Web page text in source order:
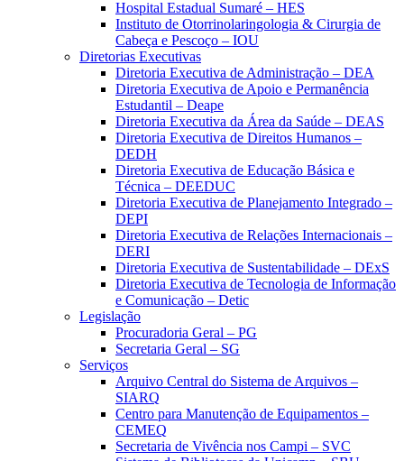
Hospital Estadual Sumaré – HES
Instituto de Otorrinolaringologia & Cirurgia de
Cabeça e Pescoço – IOU
Diretorias Executivas
Diretoria Executiva de Administração – DEA
Diretoria Executiva de Apoio e Permanência
Estudantil – Deape
Diretoria Executiva da Área da Saúde – DEAS
Diretoria Executiva de Direitos Humanos –
DEDH
Diretoria Executiva de Educação Básica e
Técnica – DEEDUC
Diretoria Executiva de Planejamento Integrado –
DEPI
Diretoria Executiva de Relações Internacionais –
DERI
Diretoria Executiva de Sustentabilidade – DExS
Diretoria Executiva de Tecnologia de Informação
e Comunicação – Detic
Legislação
Procuradoria Geral – PG
Secretaria Geral – SG
Serviços
Arquivo Central do Sistema de Arquivos –
SIARQ
Centro para Manutenção de Equipamentos –
CEMEQ
Secretaria de Vivência nos Campi – SVC